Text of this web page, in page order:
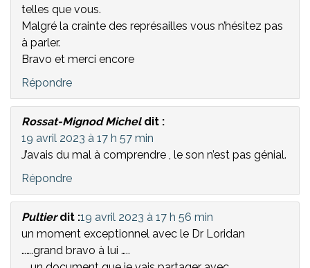
telles que vous.
Malgré la crainte des représailles vous n’hésitez pas
à parler.
Bravo et merci encore
Répondre
Rossat-Mignod Michel dit :
19 avril 2023 à 17 h 57 min
J’avais du mal à comprendre , le son n’est pas génial.
Répondre
Pultier dit :19 avril 2023 à 17 h 56 min
un moment exceptionnel avec le Dr Loridan
…….grand bravo à lui …..